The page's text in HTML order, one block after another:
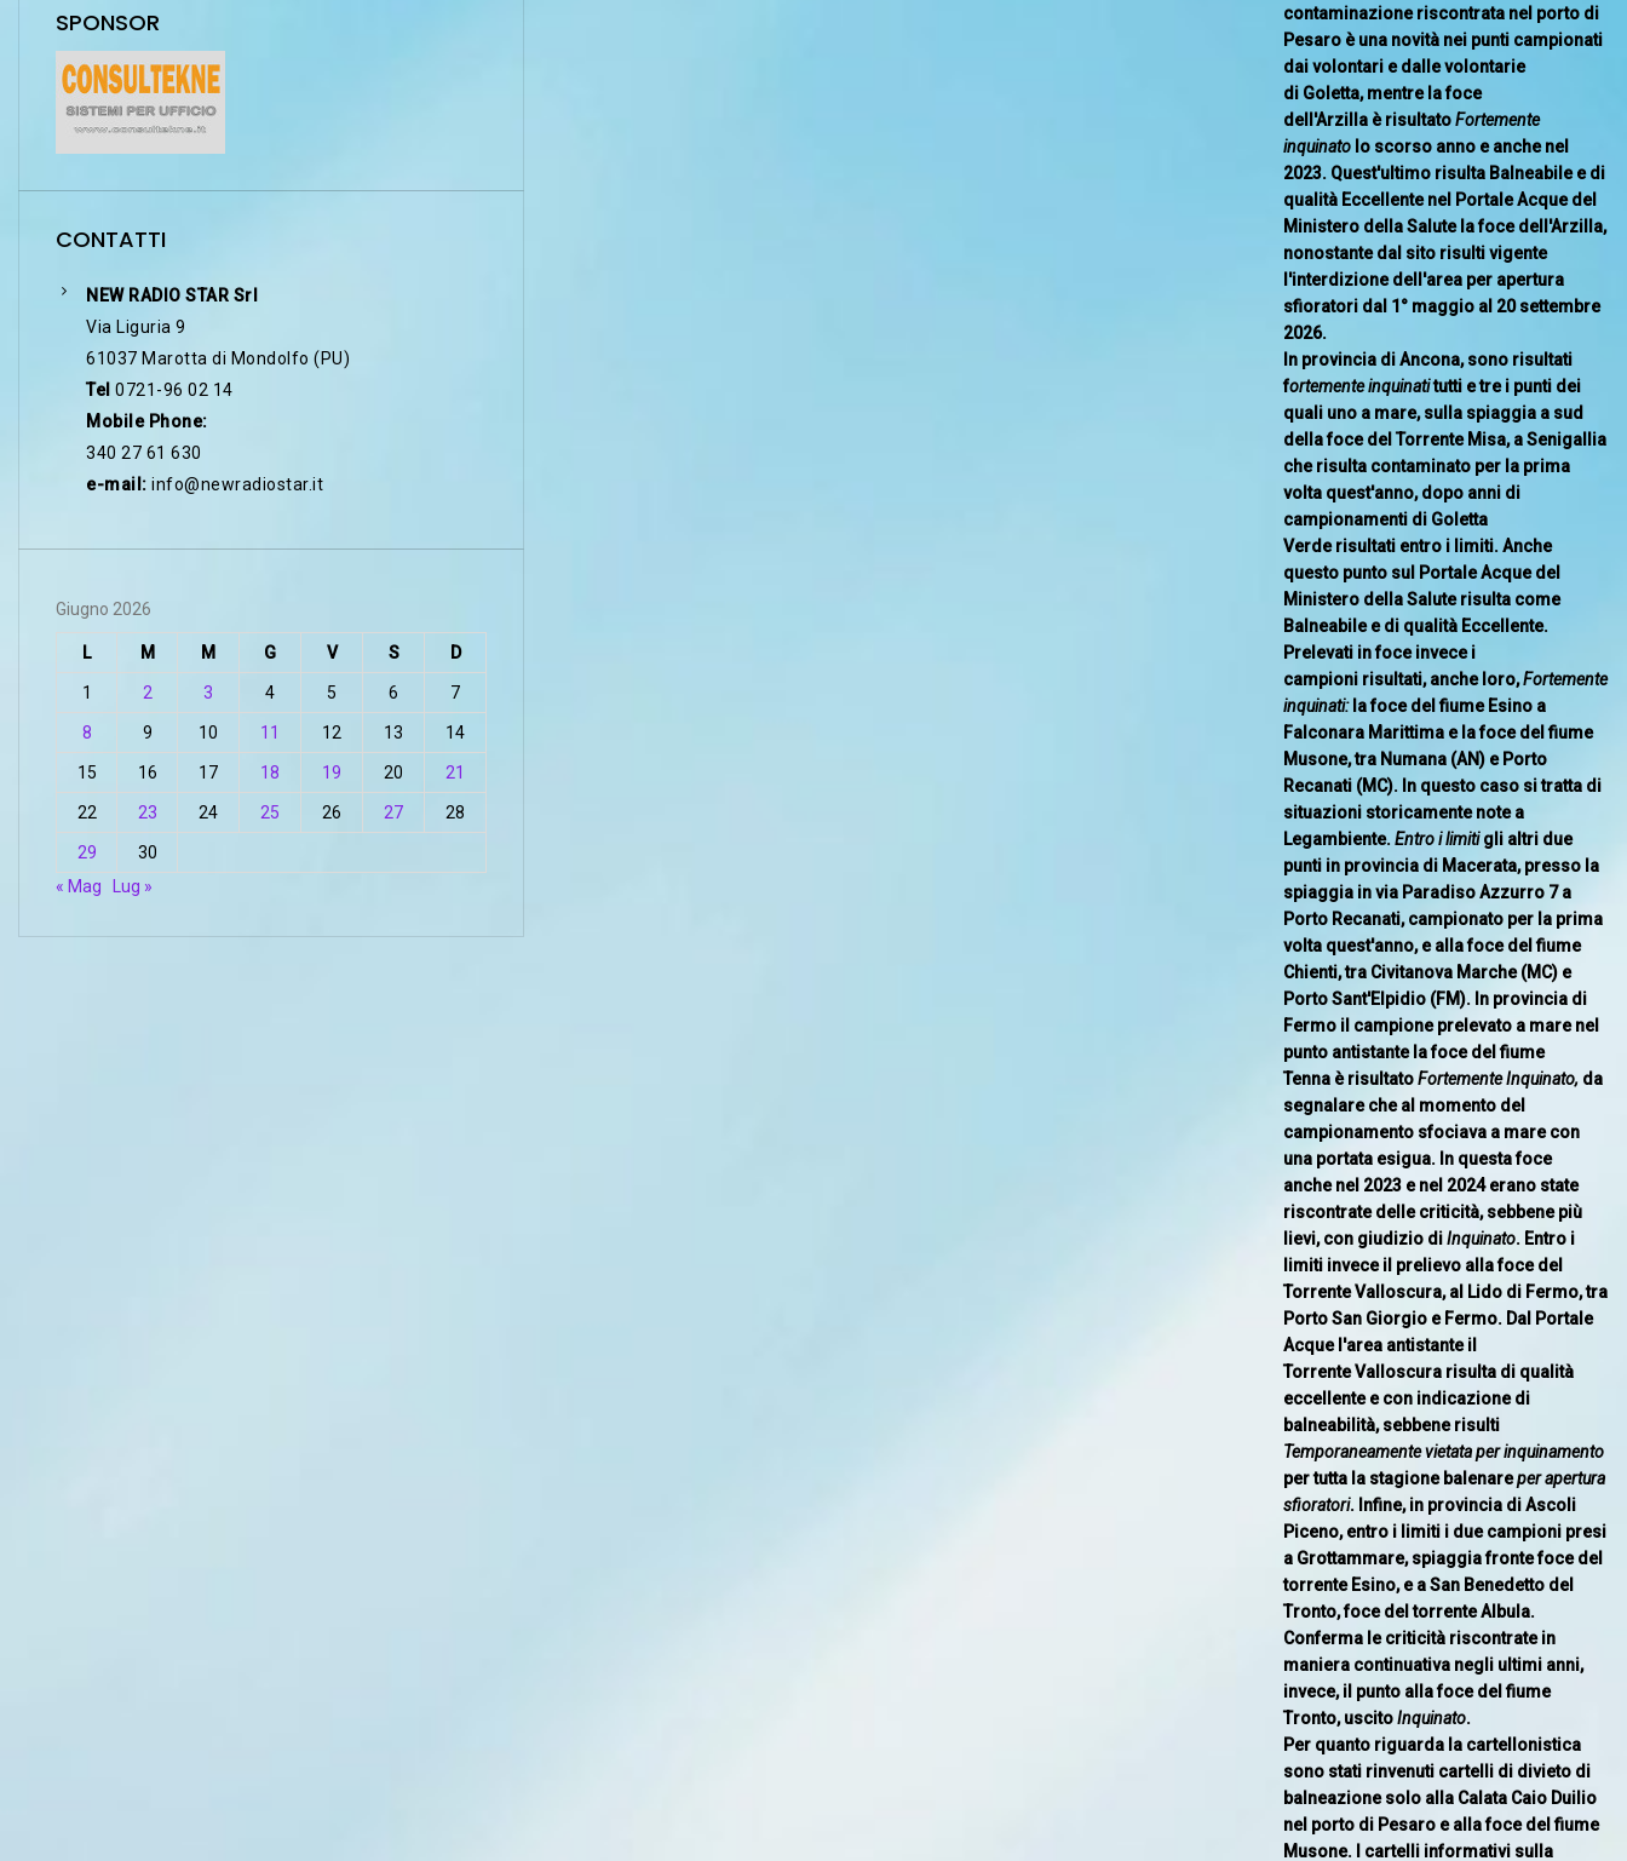
contaminazione riscontrata nel porto di
Pesaro è una novità nei punti campionati
dai volontari e dalle volontarie
di Goletta, mentre la foce
dell'Arzilla è risultatoFortemente
inquinato lo scorso anno e anche nel
2023. Quest'ultimo risulta Balneabile e di
qualità Eccellente nel Portale Acque del
Ministero della Salute la foce dell'Arzilla,
nonostante dal sito risulti vigente
l'interdizione dell'area per apertura
sfioratori dal 1° maggio al 20 settembre
2026.
In provincia di Ancona, sono risultati
fortemente inquinatitutti e tre i punti dei
quali uno a mare, sulla spiaggia a sud
della foce del Torrente Misa, a Senigallia
che risulta contaminato per la prima
volta quest'anno, dopo anni di
campionamenti di Goletta
Verde risultati entro i limiti. Anche
questo punto sul Portale Acque del
Ministero della Salute risulta come
Balneabile e di qualità Eccellente.
Prelevati in foce invece i
campioni risultati, anche loro,Fortemente
inquinati:la foce del fiume Esino a
Falconara Marittima e la foce del fiume
Musone, tra Numana (AN) e Porto
Recanati (MC). In questo caso si tratta di
situazioni storicamente note a
Legambiente.Entro i limitigli altri due
punti in provincia di Macerata, presso la
spiaggia in via Paradiso Azzurro 7 a
Porto Recanati, campionato per la prima
volta quest'anno, e alla foce del fiume
Chienti, tra Civitanova Marche (MC) e
Porto Sant'Elpidio (FM). In provincia di
Fermo il campione prelevato a mare nel
punto antistante la foce del fiume
Tenna è risultatoFortemente Inquinato, da
segnalare che al momento del
campionamento sfociava a mare con
una portata esigua. In questa foce
anche nel 2023 e nel 2024 erano state
riscontrate delle criticità, sebbene più
lievi, con giudizio diInquinato. Entro i
limiti invece il prelievo alla foce del
Torrente Valloscura, al Lido di Fermo, tra
Porto San Giorgio e Fermo. Dal Portale
Acque l'area antistante il
Torrente Valloscura risulta di qualità
eccellente e con indicazione di
balneabilità, sebbene risulti
Temporaneamente vietata per inquinamento
per tutta la stagione balenareper apertura
sfioratori. Infine, in provincia di Ascoli
Piceno, entro i limiti i due campioni presi
a Grottammare, spiaggia fronte foce del
torrente Esino, e a San Benedetto del
Tronto, foce del torrente Albula.
Conferma le criticità riscontrate in
maniera continuativa negli ultimi anni,
invece, il punto alla foce del fiume
Tronto, uscitoInquinato.
Per quanto riguarda la cartellonistica
sono stati rinvenuti cartelli di divieto di
balneazione solo alla Calata Caio Duilio
nel porto di Pesaro e alla foce del fiume
Musone. I cartelli informativi sulla
SPONSOR
CONTATTI
NEW RADIO STAR Srl
Via Liguria 9
61037 Marotta di Mondolfo (PU)
Tel 0721-96 02 14
Mobile Phone:
340 27 61 630
e-mail: info@newradiostar.it
Giugno 2026
L M M G V S D
1 2 3 4 5 6 7
8 9 10 11 12 13 14
15 16 17 18 19 20 21
22 23 24 25 26 27 28
29
30
« Mag
Lug »